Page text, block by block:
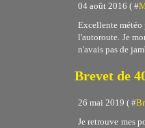
04 août 2016 ( #
Excellente météo
l'autoroute. Je
n'avais pas de
Brevet de
26 mai 2019 ( #
Je retrouve mes